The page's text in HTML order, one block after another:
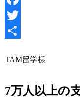
Facebook
Twitter
有
TAM留学様
7万人以上の